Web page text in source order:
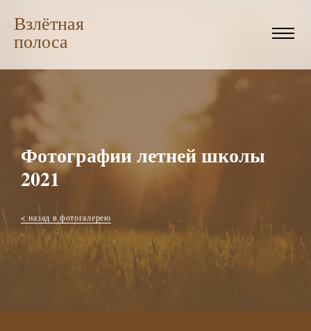
Взлётная
полоса
Фотографии летней школы
2021
< назад в фотогалерею